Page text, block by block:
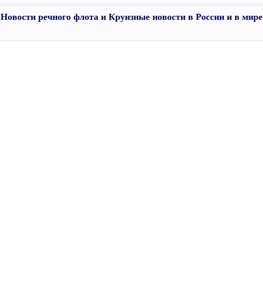
Новости речного флота и Круизные новости в России и в мире